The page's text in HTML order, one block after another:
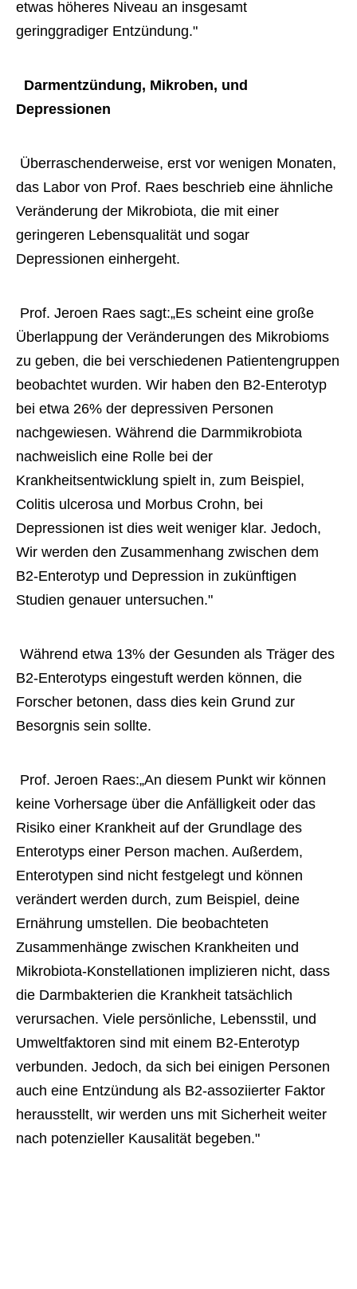
etwas höheres Niveau an insgesamt
geringgradiger Entzündung."
Darmentzündung, Mikroben, und
Depressionen
das Labor von Prof. Raes beschrieb eine ähnliche
Veränderung der Mikrobiota, die mit einer
geringeren Lebensqualität und sogar
Depressionen einhergeht.
Überlappung der Veränderungen des Mikrobioms
zu geben, die bei verschiedenen Patientengruppen
beobachtet wurden. Wir haben den B2-Enterotyp
bei etwa 26% der depressiven Personen
nachgewiesen. Während die Darmmikrobiota
nachweislich eine Rolle bei der
Krankheitsentwicklung spielt in, zum Beispiel,
Colitis ulcerosa und Morbus Crohn, bei
Depressionen ist dies weit weniger klar. Jedoch,
Wir werden den Zusammenhang zwischen dem
B2-Enterotyp und Depression in zukünftigen
Studien genauer untersuchen."
B2-Enterotyps eingestuft werden können, die
Forscher betonen, dass dies kein Grund zur
Besorgnis sein sollte.
keine Vorhersage über die Anfälligkeit oder das
Risiko einer Krankheit auf der Grundlage des
Enterotyps einer Person machen. Außerdem,
Enterotypen sind nicht festgelegt und können
verändert werden durch, zum Beispiel, deine
Ernährung umstellen. Die beobachteten
Zusammenhänge zwischen Krankheiten und
Mikrobiota-Konstellationen implizieren nicht, dass
die Darmbakterien die Krankheit tatsächlich
verursachen. Viele persönliche, Lebensstil, und
Umweltfaktoren sind mit einem B2-Enterotyp
verbunden. Jedoch, da sich bei einigen Personen
auch eine Entzündung als B2-assoziierter Faktor
herausstellt, wir werden uns mit Sicherheit weiter
nach potenzieller Kausalität begeben."​